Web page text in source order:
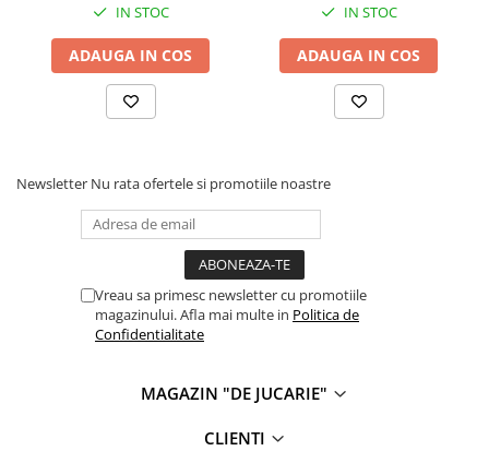
Cadou copii 7 ani
Cadou copii 8 ani
Cadou copii 9 ani
Cadou copii 10 ani
Cadou copii 12 ani
Rechizite scolare
Penar baieti
Agenda copii
Caserola compartimentata copii
IN STOC
ADAUGA IN COS
IN STOC
ADAUGA IN COS
Newsletter Nu rata ofertele si promotiile noastre
Vreau sa primesc newsletter cu promotiile
magazinului. Afla mai multe in Politica de
Confidentialitate
MAGAZIN "DE JUCARIE"
CLIENTI